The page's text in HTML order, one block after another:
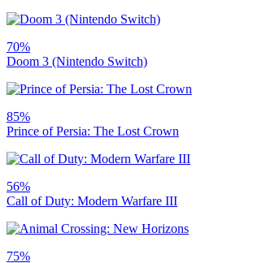
70%
Doom 3 (Nintendo Switch)
85%
Prince of Persia: The Lost Crown
56%
Call of Duty: Modern Warfare III
75%